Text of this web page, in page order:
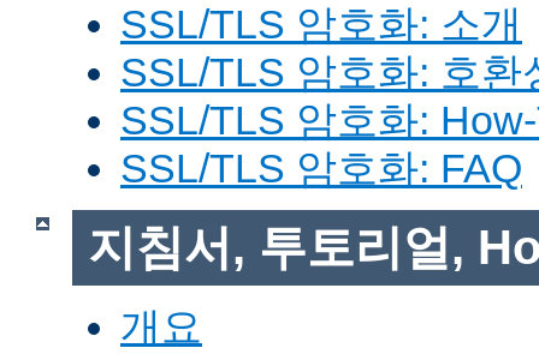
SSL/TLS 암호화: 소개
SSL/TLS 암호화: 호환
SSL/TLS 암호화:
SSL/TLS 암호화: FAQ
지침서, 투토리얼,
개요